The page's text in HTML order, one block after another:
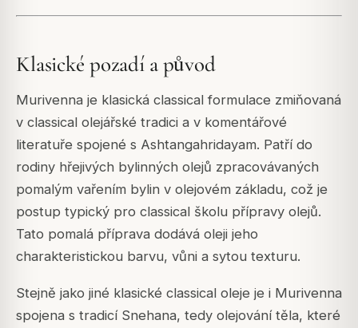
Klasické pozadí a původ
Murivenna je klasická classical formulace zmiňovaná
v classical olejářské tradici a v komentářové
literatuře spojené s Ashtangahridayam. Patří do
rodiny hřejivých bylinných olejů zpracovávaných
pomalým vařením bylin v olejovém základu, což je
postup typický pro classical školu přípravy olejů.
Tato pomalá příprava dodává oleji jeho
charakteristickou barvu, vůni a sytou texturu.
Stejně jako jiné klasické classical oleje je i Murivenna
spojena s tradicí Snehana, tedy olejování těla, které